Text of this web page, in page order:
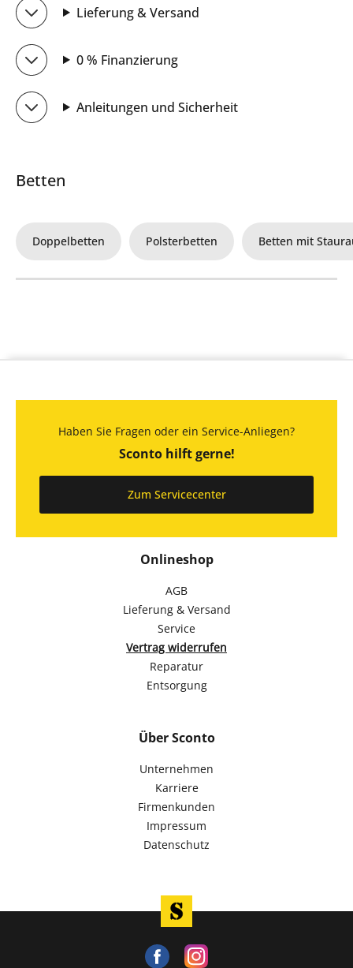
Lieferung & Versand
0 % Finanzierung
Anleitungen und Sicherheit
Betten
Doppelbetten Polsterbetten Betten mit
Onlineshop
AGB
Lieferung & Versand
Service
Vertrag widerrufen
Reparatur
Entsorgung
Über Sconto
Unternehmen
Karriere
Firmenkunden
Impressum
Datenschutz
Haben Sie Fragen oder ein Service-Anliegen?
Sconto hilft gerne!
Zum Servicecenter